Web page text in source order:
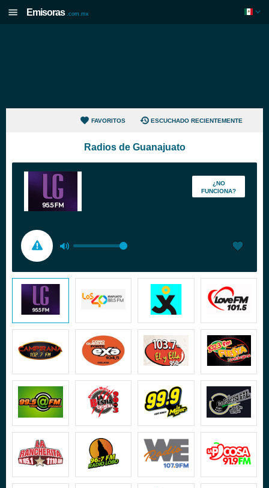
Emisoras .com.mx
FAVORITOS ESCUCHADO RECIENTEMENTE
Radios de Guanajuato
¿NO
FUNCIONA?